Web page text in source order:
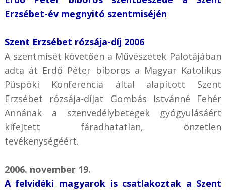
Erzsébet-év megnyitó szentmiséjén
Szent Erzsébet rózsája-díj 2006
A szentmisét követően a Művészetek Palotájában
adta át Erdő Péter bíboros a Magyar Katolikus
Püspöki Konferencia által alapított Szent
Erzsébet rózsája-díjat Gombás Istvánné Fehér
Annának a szenvedélybetegek gyógyulásáért
kifejtett fáradhatatlan, önzetlen
tevékenységéért.
2006. november 19.
A felvidéki magyarok is csatlakoztak a Szent